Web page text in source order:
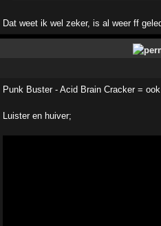
Dat weet ik wel zeker, is al weer ff
Punk Buster - Acid Brain Cracker =
Luister en huiver;